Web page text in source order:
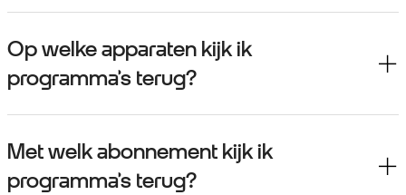
Op welke apparaten kijk ik
programma’s terug?
Met welk abonnement kijk ik
programma’s terug?